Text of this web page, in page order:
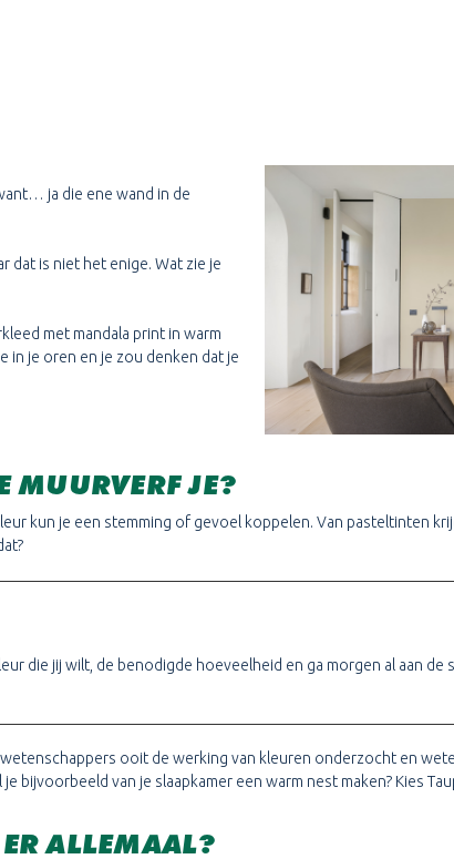
ja die ene wand in de
dat is niet het enige. Wat zie je
met mandala print in warm
in je oren en je zou denken dat je
MUURVERF JE?
kun je een stemming of gevoel koppelen. Van pasteltinten
die jij wilt, de benodigde hoeveelheid en ga morgen al aan de
ooit de werking van kleuren onderzocht en
van je slaapkamer een warm nest maken? Kies
ALLEMAAL?